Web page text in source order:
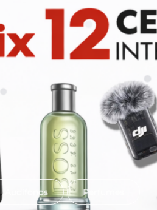
Audífonos Perfumes